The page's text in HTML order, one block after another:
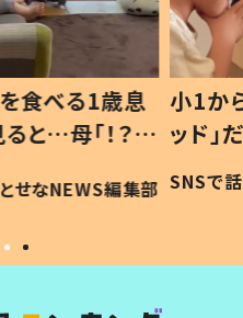
子は「ギフテ
“ウチ給食”を
#令和の親
とせなNEWS編集部
ひ孫
が、抱
「涙
い」